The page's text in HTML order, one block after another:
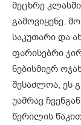
მეცხრე
გამოვიყენე.
საკუთარი და
ფარისებრი
ნებისმიერ
შესაძლოა, ეს
უამრავ
წერილის